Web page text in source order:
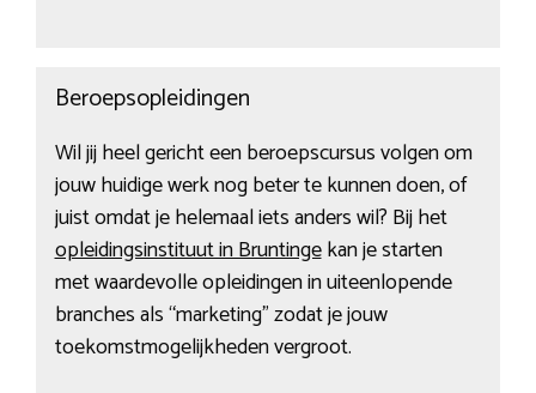
Beroepsopleidingen
Wil jij heel gericht een beroepscursus volgen om
jouw huidige werk nog beter te kunnen doen, of
juist omdat je helemaal iets anders wil? Bij het
opleidingsinstituut in Bruntingekan je starten
met waardevolle opleidingen in uiteenlopende
branches als “marketing” zodat je jouw
toekomstmogelijkheden vergroot.